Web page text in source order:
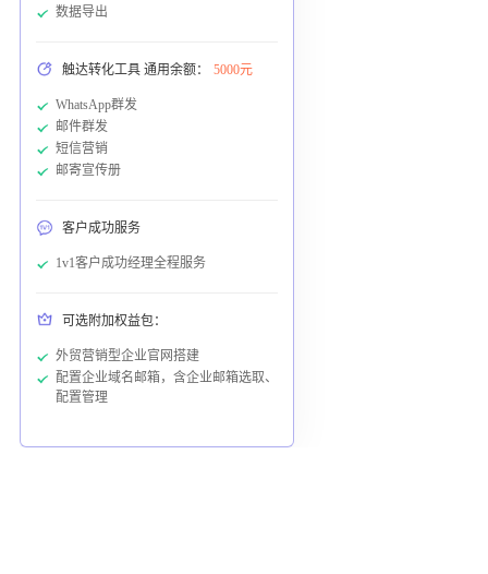
数据导出
触达转化工具 通用余额： 5000元
WhatsApp群发
邮件群发
短信营销
邮寄宣传册
客户成功服务
1v1客户成功经理全程服务
可选附加权益包：
外贸营销型企业官网搭建
配置企业域名邮箱，含企业邮箱选取、
配置管理